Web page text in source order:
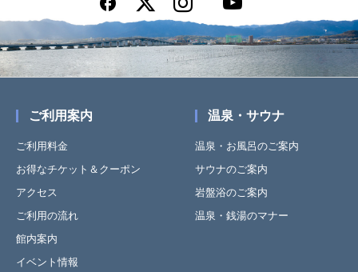
ご利用案内
ご利用料金
お得なチケット＆クーポン
アクセス
ご利用の流れ
館内案内
イベント情報
温泉・サウナ
温泉・お風呂のご案内
サウナのご案内
岩盤浴のご案内
温泉・銭湯のマナー